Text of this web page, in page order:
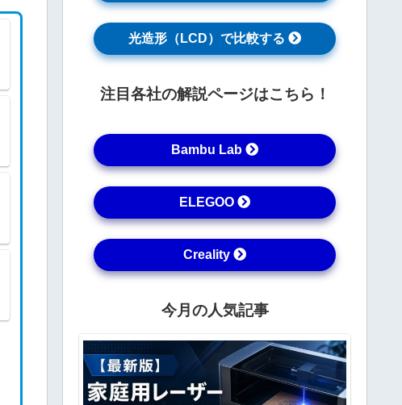
光造形（LCD）で比較する
注目各社の解説ページはこちら！
Bambu Lab
ELEGOO
Creality
今月の人気記事